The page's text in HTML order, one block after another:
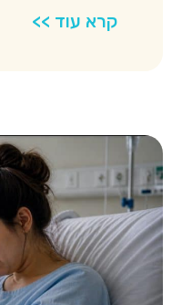
קרא עוד >>